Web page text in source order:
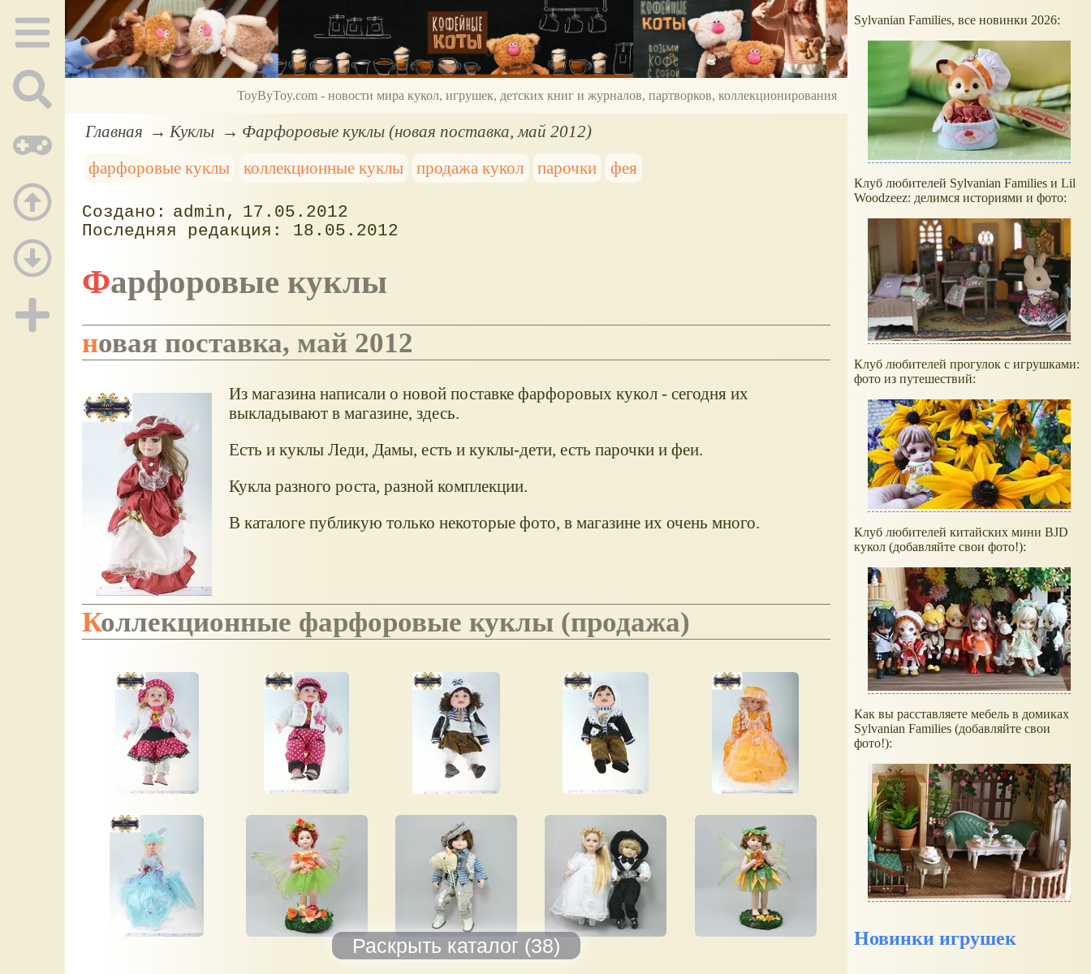
ToyByToy.com - новости мира кукол, игрушек, детских книг и журналов, партворков, коллекционирования
Главная Куклы
Фарфоровые куклы (новая поставка, май 2012)
фарфоровые куклы
коллекционные куклы продажа кукол парочки фея
admin
17.05.2012
18.05.2012
Фарфоровые куклы
новая поставка, май 2012
Из магазина написали о новой поставке фарфоровых кукол - сегодня их
выкладывают в магазине, здесь.
Есть и куклы Леди, Дамы, есть и куклы-дети, есть парочки и феи.
Кукла разного роста, разной комплекции.
В каталоге публикую только некоторые фото, в магазине их очень много.
Коллекционные фарфоровые куклы (продажа)
Sylvanian Families, все новинки 2026:
Клуб любителей Sylvanian Families и Lil
Woodzeez: делимся историями и фото:
Клуб любителей прогулок с игрушками:
фото из путешествий:
Клуб любителей китайских мини BJD
кукол (добавляйте свои фото!):
Как вы расставляете мебель в домиках
Sylvanian Families (добавляйте свои
фото!):
Новинки игрушек